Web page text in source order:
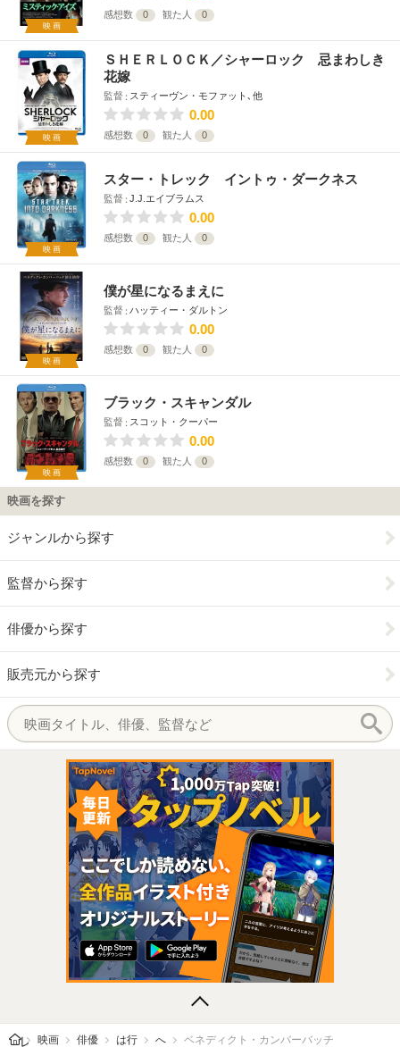
映画
感想数 0 観た人 0
映画
ＳＨＥＲＬＯＣＫ／シャーロック 忌まわしき
花嫁
監督 スティーヴン・モファット､他
0.00
感想数 0 観た人 0
映画
スター・トレック イントゥ・ダークネス
監督 J.J.エイブラムス
0.00
感想数 0 観た人 0
映画
僕が星になるまえに
監督 ハッティー・ダルトン
0.00
感想数 0 観た人 0
映画
ブラック・スキャンダル
監督 スコット・クーパー
0.00
感想数 0 観た人 0
映画を探す
ジャンルから探す
監督から探す
俳優から探す
販売元から探す
レビューン トップ
映画 俳優 は行 へ ベネディクト・カンバーバッチ